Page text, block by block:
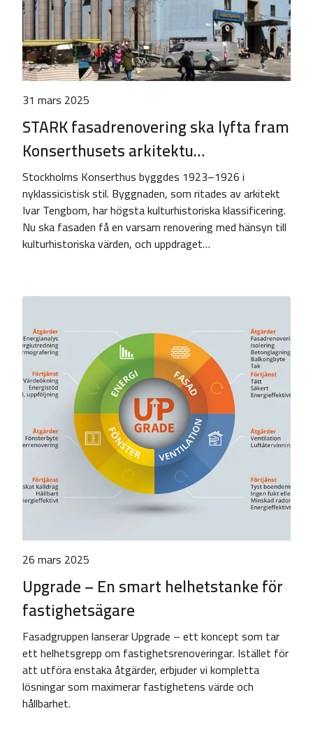
31 mars 2025
STARK fasadrenovering ska lyfta fram
Konserthusets arkitektu…
Stockholms Konserthus byggdes 1923–1926 i
nyklassicistisk stil. Byggnaden, som ritades av arkitekt
Ivar Tengbom, har högsta kulturhistoriska klassificering.
Nu ska fasaden få en varsam renovering med hänsyn till
kulturhistoriska värden, och uppdraget…
26 mars 2025
Upgrade – En smart helhetstanke för
fastighetsägare
Fasadgruppen lanserar Upgrade – ett koncept som tar
ett helhetsgrepp om fastighetsrenoveringar. Istället för
att utföra enstaka åtgärder, erbjuder vi kompletta
lösningar som maximerar fastighetens värde och
hållbarhet.